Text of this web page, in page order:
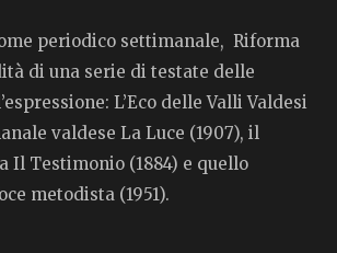
periodico settimanale, Riforma
di una serie di testate delle
L’Eco delle Valli Valdesi
valdese La Luce (1907), il
Il Testimonio (1884) e quello
metodista (1951).